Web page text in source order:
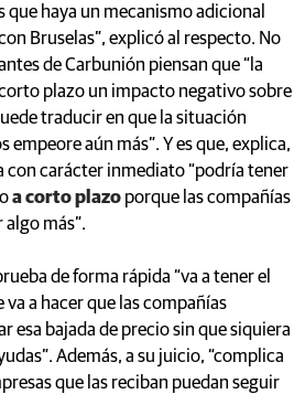
que haya un mecanismo adicional
Bruselas”, explicó al respecto. No
de Carbunión piensan que “la
plazo un impacto negativo sobre
traducir en que la situación
empeore aún más”. Y es que, explica,
con carácter inmediato “podría tener
a corto plazo porque las compañías
más”.
de forma rápida “va a tener el
a hacer que las compañías
esa bajada de precio sin que siquiera
Además, a su juicio, “complica
que las reciban puedan seguir